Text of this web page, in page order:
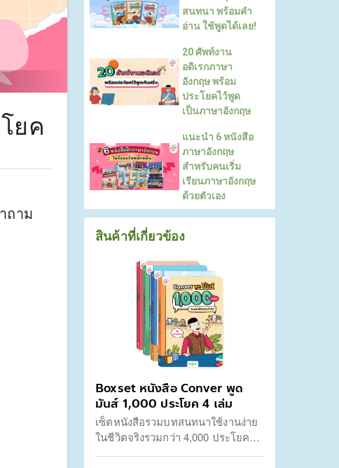
ยค
ถาม
สนทนา พร้อมคำ
อ่าน ใช้พูดได้เลย!
20 ศัพท์งาน
อดิเรกภาษา
อังกฤษ พร้อม
ประโยคไว้พูด
เป็นภาษาอังกฤษ
แนะนำ 6 หนังสือ
ภาษาอังกฤษ
สำหรับคนเริ่ม
เรียนภาษาอังกฤษ
ด้วยตัวเอง
สินค้าที่เกี่ยวข้อง
Boxset หนังสือ Conver พูด
มันส์ 1,000 ประโยค 4 เล่ม
เซ็ตหนังสือรวมบทสนทนาใช้งานง่าย
ในชีวิตจริงรวมกว่า 4,000 ประโยค